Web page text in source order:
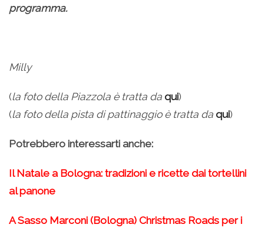
programma.
Milly
(la foto della Piazzola è tratta da qui)
(la foto della pista di pattinaggio è tratta da qui)
Potrebbero interessarti anche:
Il Natale a Bologna: tradizioni e ricette dai tortellini
al panone
A Sasso Marconi (Bologna) Christmas Roads per i